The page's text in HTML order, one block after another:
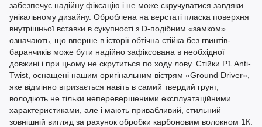
забезпечує надійну фіксацію і не може скручуватися завдяки
унікальному дизайну. Оброблена на верстаті пласка поверхня
внутрішньої вставки в сукупності з D-подібним «замком»
означають, що вперше в історії обтічна стійка без гвинтів-
баранчиків може бути надійно зафіксована в необхідної
довжині і при цьому не скрутиться по ходу лову. Стійки P1 Anti-
Twist, оснащені нашим оригінальним вістрям «Ground Driver»,
яке відмінно вгризається навіть в самий твердий грунт,
володіють не тільки неперевершеними експлуатаційними
характеристиками, але і мають привабливий, стильний
зовнішній вигляд за рахунок обробки карбоновим волокном 1К.